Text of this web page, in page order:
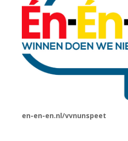
en-en-en.nl/vvnunspeet